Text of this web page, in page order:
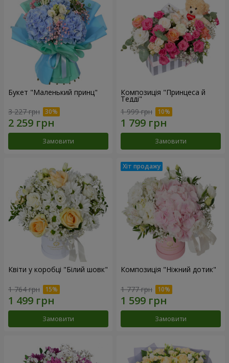
Букет "Маленький принц"
3 227 грн
Замовити
Композиція "Принцеса й
Тедді"
1 999 грн
Замовити
Квіти у коробці "Білий шовк"
1 764 грн
Замовити
Композиція "Ніжний дотик"
1 777 грн
Замовити